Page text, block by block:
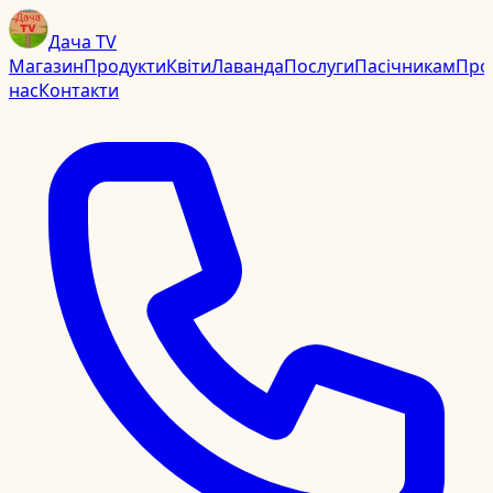
Дача TV
МагазинПродуктиКвітиЛавандаПослугиПасічникамПро
насКонтакти